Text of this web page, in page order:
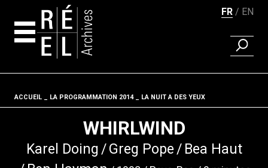
FR EN
Fil d'ariane
ACCUEIL LA PROGRAMMATION 2014 LA NUIT A DES YEUX
WHIRLWIND
Karel Doing Greg Pope
Bea Haut